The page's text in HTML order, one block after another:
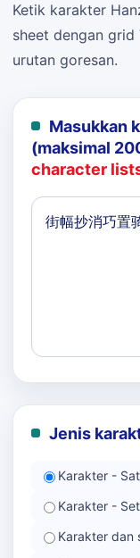
Ketik karakter
sheet dengan grid
urutan goresan.
Masukkan
(maksimal
character
Jenis
Karakter -
Karakter -
Karakter dan